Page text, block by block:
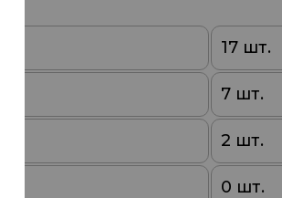
17 шт.
7 шт.
2 шт.
0 шт.